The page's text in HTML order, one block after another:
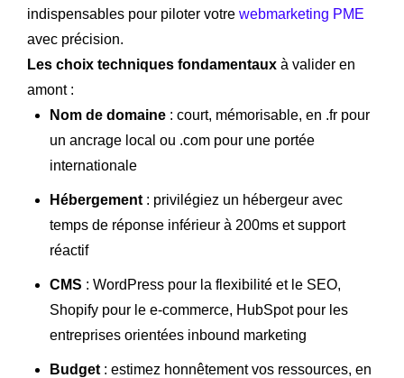
indispensables pour piloter votre webmarketing PME
avec précision.
Les choix techniques fondamentaux à valider en
amont :
Nom de domaine : court, mémorisable, en .fr pour
un ancrage local ou .com pour une portée
internationale
Hébergement : privilégiez un hébergeur avec
temps de réponse inférieur à 200ms et support
réactif
CMS : WordPress pour la flexibilité et le SEO,
Shopify pour le e-commerce, HubSpot pour les
entreprises orientées inbound marketing
Budget : estimez honnêtement vos ressources, en